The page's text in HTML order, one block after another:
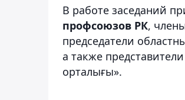
В работе заседаний
профсоюзов РК,
председатели
а также
орталығы».